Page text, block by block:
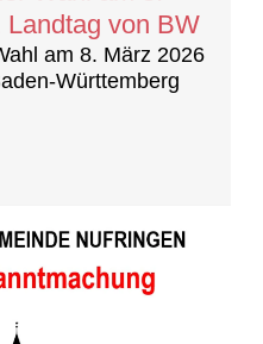
Landtag von BW
am 8. März 2026
Württemberg